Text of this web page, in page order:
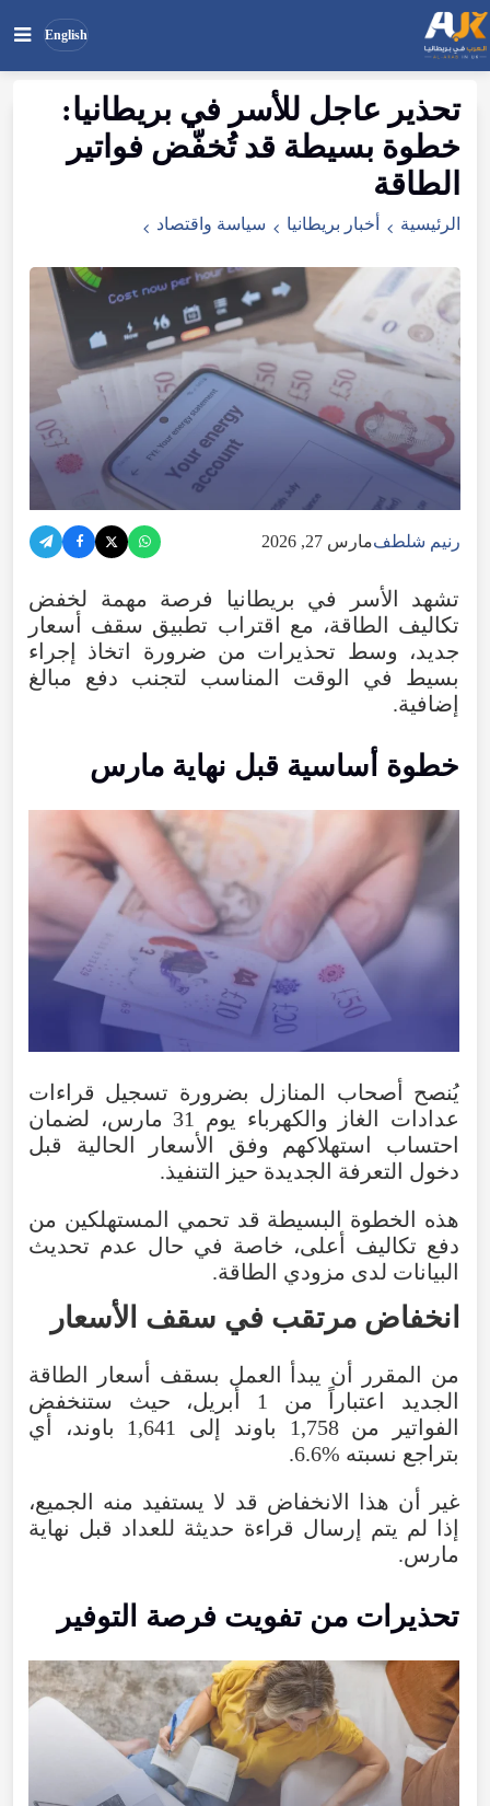
English
ابحث
في
الموقع
بحث تحذير عاجل للأسر في بريطانيا:
خطوة بسيطة قد تُخفّض فواتير
الطاقة
الرئيسية أخبار بريطانيا سياسة واقتصاد
رنيم شلطفمارس 27, 2026
تشهد الأسر في بريطانيا فرصة مهمة
لخفض
تكاليف الطاقة، مع اقتراب تطبيق سقف أسعار
جديد، وسط تحذيرات من ضرورة اتخاذ إجراء
بسيط
في الوقت المناسب لتجنب دفع
مبالغ
إضافية.
خطوة أساسية قبل نهاية مارس
يُنصح أصحاب المنازل بضرورة تسجيل قراءات
عدادات
الغاز والكهرباء يوم مارس، لضمان
احتساب
استهلاكهم وفق الأسعار الحالية
قبل
دخول التعرفة الجديدة حيز التنفيذ.
هذه
الخطوة البسيطة قد تحمي المستهلكين من
دفع تكاليف أعلى، خاصة في حال عدم تحديث
البيانات لدى مزودي الطاقة.
انخفاض مرتقب في سقف الأسعار
من المقرر أن يبدأ العمل بسقف أسعار
الطاقة
الجديد
اعتباراً من أبريل، حيث
ستنخفض
الفواتير
من 1,758 باوند إلى 1,641 باوند،
أي
بتراجع نسبته 6.6%
.
غير
أن هذا الانخفاض قد لا يستفيد منه الجميع،
إذا
لم يتم إرسال قراءة حديثة للعداد قبل نهاية
مارس.
تحذيرات من تفويت فرصة التوفير